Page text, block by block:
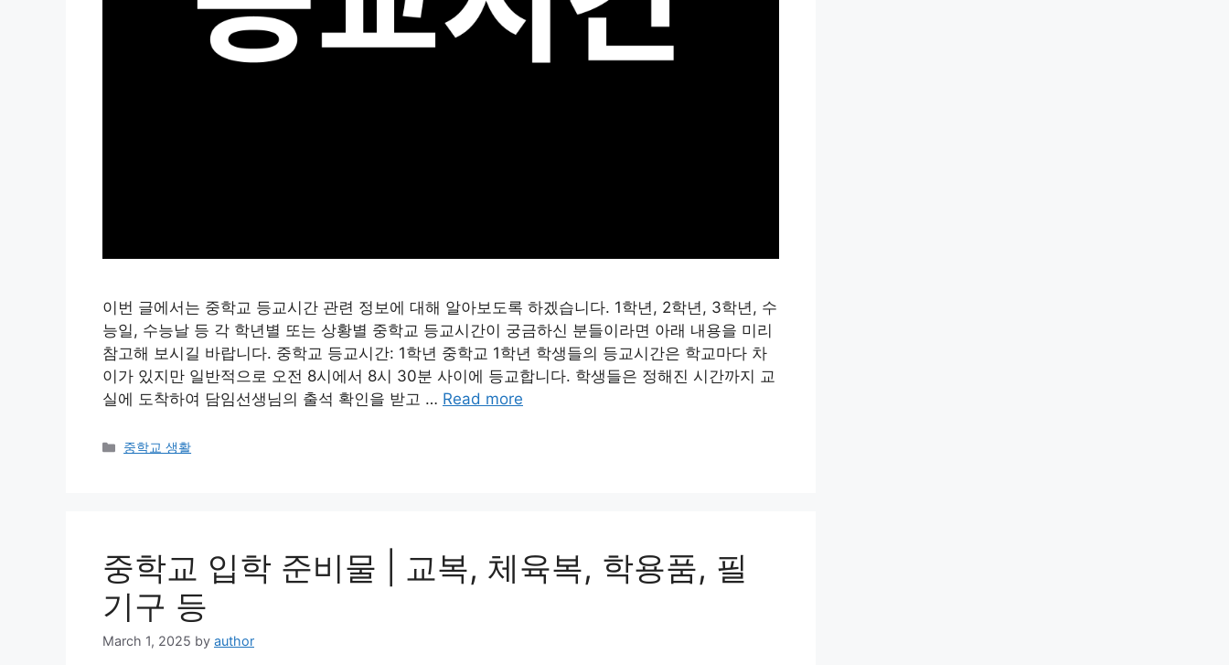
이번 글에서는 중학교 등교시간 관련 정보에 대해 알아보도록 하겠습니다. 1학년, 2학년, 3학년, 수
능일, 수능날 등 각 학년별 또는 상황별 중학교 등교시간이 궁금하신 분들이라면 아래 내용을 미리
참고해 보시길 바랍니다. 중학교 등교시간: 1학년 중학교 1학년 학생들의 등교시간은 학교마다 차
이가 있지만 일반적으로 오전 8시에서 8시 30분 사이에 등교합니다. 학생들은 정해진 시간까지 교
실에 도착하여 담임선생님의 출석 확인을 받고 … Read more
Categories
중학교 생활
중학교 입학 준비물 | 교복, 체육복, 학용품, 필
기구 등
March 1, 2025 by author